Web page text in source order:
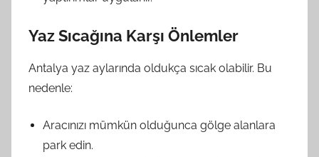
Yaz Sıcağına Karşı Önlemler
Antalya yaz aylarında oldukça sıcak olabilir. Bu
nedenle:
Aracınızı mümkün olduğunca gölge alanlara
park edin.